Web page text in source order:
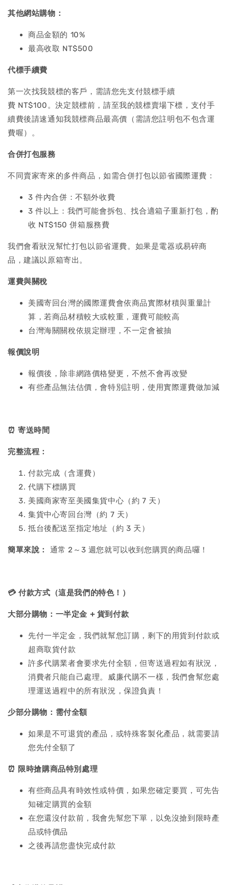
其他網站購物：
商品金額的 10%
最高收取 NT$500
代標手續費
第一次找我競標的客戶，需請您先支付競標手續
費 NT$100。決定競標前，請至我的競標賣場下標，支付手
續費後請速通知我競標商品最高價（需請您註明包不包含運
費喔）。
合併打包服務
不同賣家寄來的多件商品，如需合併打包以節省國際運費：
3 件內合併：不額外收費
3 件以上：我們可能會拆包、找合適箱子重新打包，酌
收 NT$150 併箱服務費
我們會看狀況幫忙打包以節省運費。如果是電器或易碎商
品，建議以原箱寄出。
運費與關稅
美國寄回台灣的國際運費會依商品實際材積與重量計
算，若商品材積較大或較重，運費可能較高
台灣海關關稅依規定辦理，不一定會被抽
報價說明
報價後，除非網路價格變更，不然不會再改變
有些產品無法估價，會特別註明，使用實際運費做加減
⏰ 寄送時間
完整流程：
付款完成（含運費）
代購下標購買
美國商家寄至美國集貨中心（約 7 天）
集貨中心寄回台灣（約 7 天）
抵台後配送至指定地址（約 3 天）
簡單來說： 通常 2～3 週您就可以收到您購買的商品囉！
💳 付款方式（這是我們的特色！）
大部分購物：一半定金 + 貨到付款
先付一半定金，我們就幫您訂購，剩下的用貨到付款或
超商取貨付款
許多代購業者會要求先付全額，但寄送過程如有狀況，
消費者只能自己處理。威廉代購不一樣，我們會幫您處
理運送過程中的所有狀況，保證負責！
少部分購物：需付全額
如果是不可退貨的產品，或特殊客製化產品，就需要請
您先付全額了
⏰ 限時搶購商品特別處理
有些商品具有時效性或特價，如果您確定要買，可先告
知確定購買的金額
在您還沒付款前，我會先幫您下單，以免沒搶到限時產
品或特價品
之後再請您盡快完成付款